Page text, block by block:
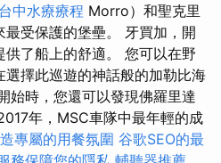
台中水療療程 Morro）和聖克里
受保護的堡壘。 牙買加，開
了船上的舒適。 您可以在野
擇此巡遊的神話般的加勒比海
始時，您還可以發現佛羅里達
年，MSC車隊中最年輕的成
專屬的用餐氛圍 谷歌SEO的最